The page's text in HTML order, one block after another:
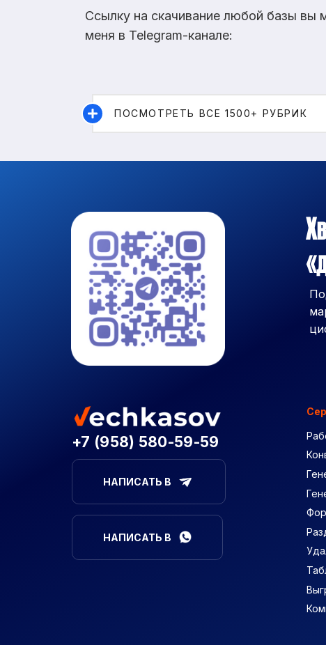
Ссылку на скачивание любой базы вы
меня в Telegram-канале:
ПОСМОТРЕТЬ ВСЕ 1500+ РУБРИК
+7 (958) 580-59-59
НАПИСАТЬ В
НАПИСАТЬ В